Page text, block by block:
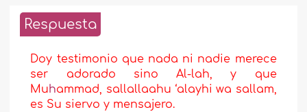
Respuesta
Doy testimonio que nada ni nadie merece
ser adorado sino Al-lah, y que
Muhammad, sallallaahu ‘alayhi wa sallam,
es Su siervo y mensajero.